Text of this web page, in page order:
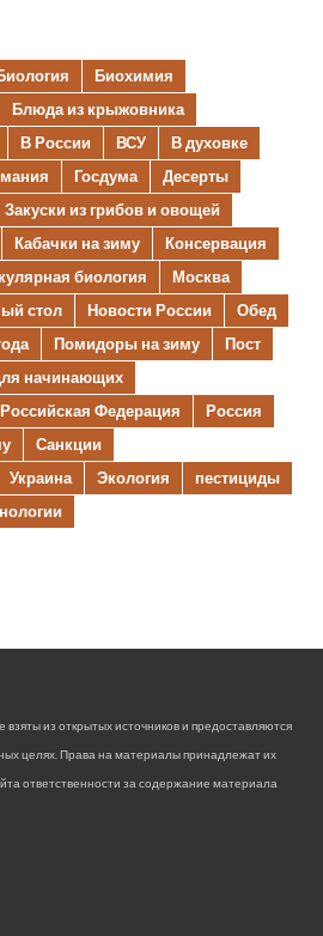
Биохимия
Блюда из крыжовника
В России ВСУ
В духовке
Госдума
Десерты
Закуски из грибов и овощей
Кабачки на зиму
Консервация
биология
Москва
стол Новости России
Обед
Помидоры на зиму
Пост
начинающих
Российская Федерация
Россия
Санкции
Украина Экология
пестициды
из открытых источников и предоставляются
целях. Права на материалы принадлежат их
ответственности за содержание материала